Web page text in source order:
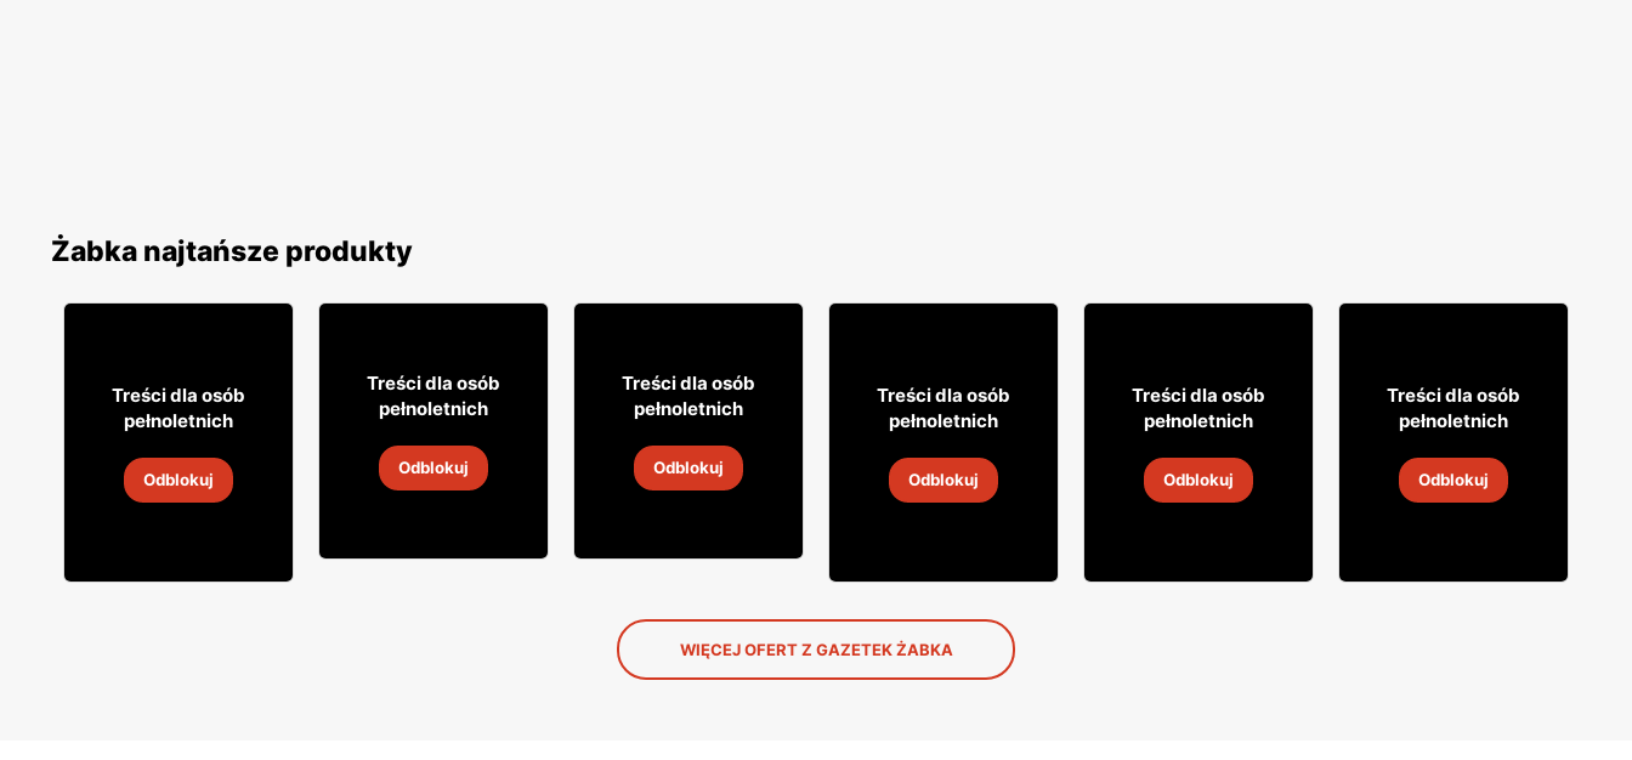
Żabka najtańsze produkty
49
Napój alkoholowy Soplica
18 sie 2026
Treści dla osób
pełnoletnich
Odblokuj
16 99
18 sie 2026
Treści dla osób
pełnoletnich
Odblokuj
4999
18 sie 2026
Treści dla osób
pełnoletnich
Odblokuj
4999
Whisky Clan campbell
18 sie 2026
Treści dla osób
pełnoletnich
Odblokuj
799
Drink Captain Morgan
18 sie 2026
Treści dla osób
pełnoletnich
Odblokuj
2999
Wódka Żołądkowa Gorzka
18 sie 2026
Treści dla osób
pełnoletnich
Odblokuj
WIĘCEJ OFERT Z GAZETEK ŻABKA